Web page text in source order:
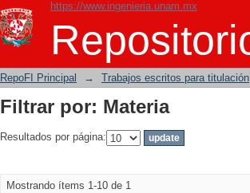
https://www.ingenieria.unam.mx
Filtrar por: Materia
RepoFI Principal → Trabajos escritos para titulación
Filtrar por: Materia
Resultados por página:
Mostrando ítems 1-10 de 1